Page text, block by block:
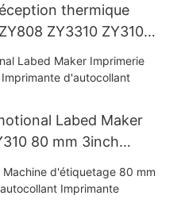
thermique
ZY3310 ZY310
Labed Maker
80 mm 3inch
Bar Code Bar